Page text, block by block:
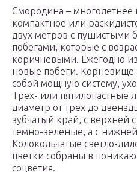
Смородина – многолетнее
компактное или
двух метров с пушистыми
побегами, которые с
коричневыми. Ежегодно
новые побеги. Корневище
собой мощную систему,
Трех- или пятилопастные
диаметр от трех до
зубчатый край, с верхней
темно-зеленые, а с
Колокольчатые светло-
цветки собраны в
соцветия.